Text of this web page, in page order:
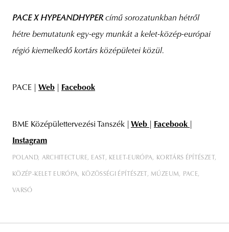
PACE X HYPEANDHYPER című sorozatunkban hétről
hétre bemutatunk egy-egy munkát a kelet-közép-európai
régió kiemelkedő kortárs középületei közül.
PACE | Web Facebook
BME Középülettervezési Tanszék | Web Facebook
Instagram
POLAND ARCHITECTURE EAST KELET-EURÓPA KORTÁRS ÉPÍTÉSZET
KÖZÉP-KELET EURÓPA KÖZÖSSÉGI ÉPÍTÉSZET MÚZEUM PACE
VARSÓ